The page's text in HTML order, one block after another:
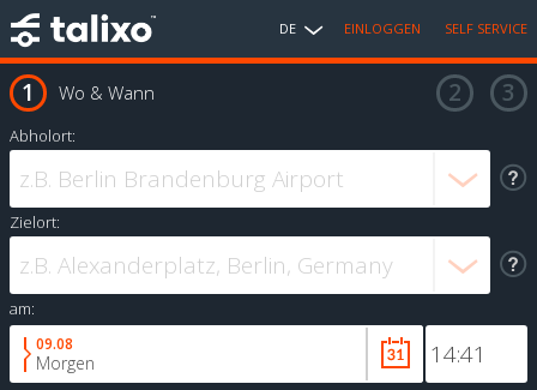
DE EINLOGGEN SELF SERVICE
Wo & Wann
Abholort:
Zielort:
am:
09.08
Morgen